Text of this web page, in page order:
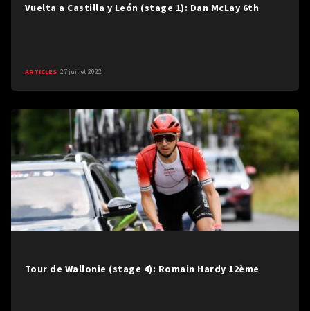
Vuelta a Castilla y León (stage 1): Dan McLay 6th
ARTICLES 27 juillet 2022
Tour de Wallonie (stage 4): Romain Hardy 12ème